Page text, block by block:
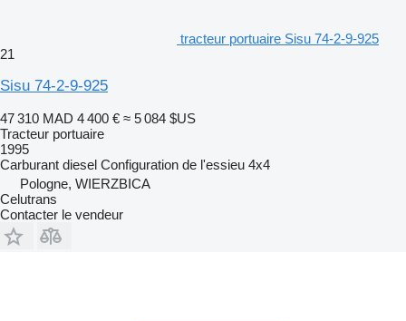
tracteur portuaire Sisu 74-2-9-925
21
Sisu 74-2-9-925
47 310 MAD 4 400 € ≈ 5 084 $US
Tracteur portuaire
1995
Carburant diesel Configuration de l'essieu 4x4
Pologne, WIERZBICA
Celutrans
Contacter le vendeur